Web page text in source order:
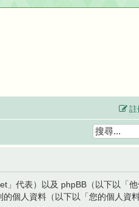
註
代表）以及 phpBB（以下以「他
個人資料（以下以「您的個人資